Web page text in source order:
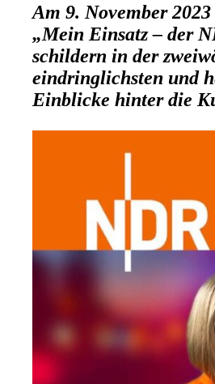
Am 9. November
„Mein Einsatz – der
schildern in der
eindringlichsten und
Einblicke hinter die